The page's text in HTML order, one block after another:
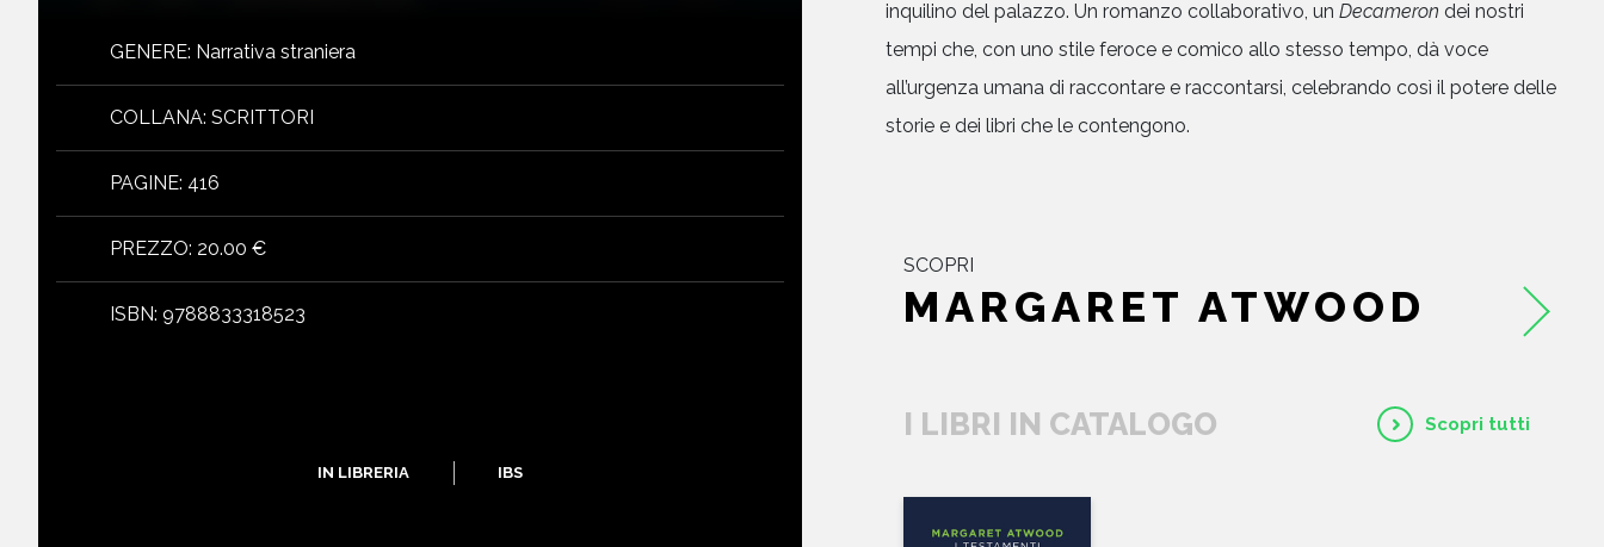
GENERE: Narrativa straniera
COLLANA: SCRITTORI
PAGINE: 416
PREZZO: 20.00 €
ISBN: 9788833318523
IN LIBRERIA IBS
inquilino del palazzo. Un romanzo collaborativo, un Decameron dei nostri
tempi che, con uno stile feroce e comico allo stesso tempo, dà voce
all’urgenza umana di raccontare e raccontarsi, celebrando così il potere delle
storie e dei libri che le contengono.
SCOPRI
MARGARET ATWOOD
I LIBRI IN CATALOGO Scopri tutti